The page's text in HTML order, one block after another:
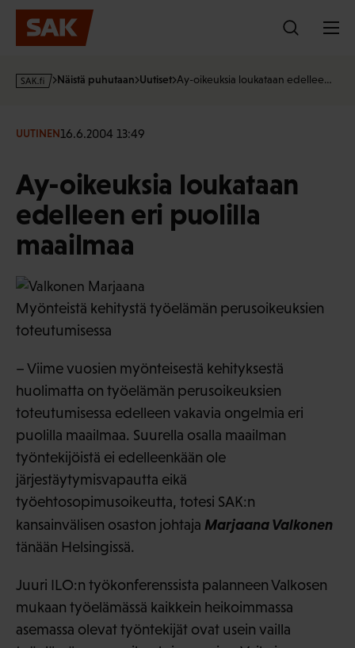
Hyppää
sisältöön
s
·
Näistä puhutaan Uutiset Ay-oikeuksia loukataan edellee…
UUTINEN16.6.2004 13:49
Ay-oikeuksia loukataan
edelleen eri puolilla
maailmaa
Myönteistä kehitystä työelämän perusoikeuksien
toteutumisessa
– Viime vuosien myönteisestä kehityksestä
huolimatta on työelämän perusoikeuksien
toteutumisessa edelleen vakavia ongelmia eri
puolilla maailmaa. Suurella osalla maailman
työntekijöistä ei edelleenkään ole
järjestäytymisvapautta eikä
työehtosopimusoikeutta, totesi SAK:n
kansainvälisen osaston johtaja Marjaana Valkonen
tänään Helsingissä.
Juuri ILO:n työkonferenssista palanneen Valkosen
mukaan työelämässä kaikkein heikoimmassa
asemassa olevat työntekijät ovat usein vailla